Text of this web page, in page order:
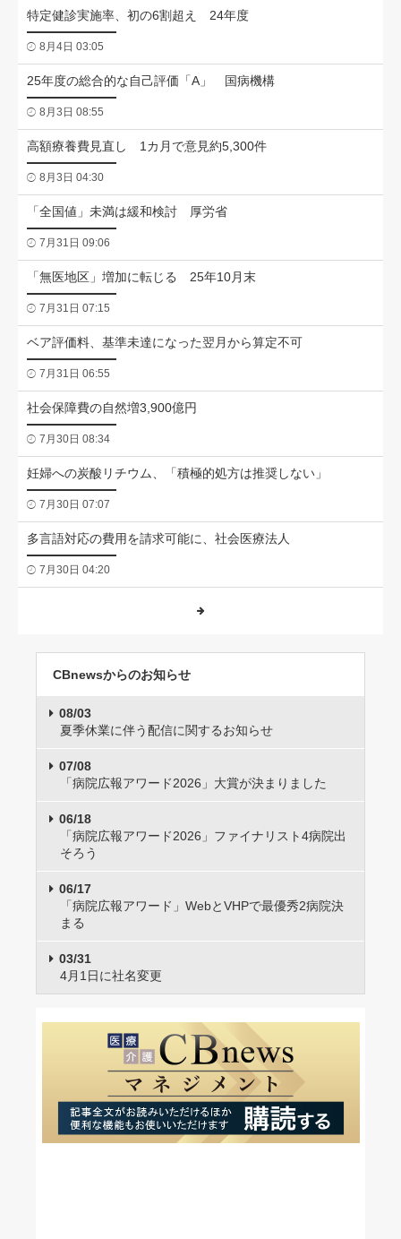
特定健診実施率、初の6割超え 24年度
8月4日 03:05
25年度の総合的な自己評価「A」 国病機構
8月3日 08:55
高額療養費見直し 1カ月で意見約5,300件
8月3日 04:30
「全国値」未満は緩和検討 厚労省
7月31日 09:06
「無医地区」増加に転じる 25年10月末
7月31日 07:15
ベア評価料、基準未達になった翌月から算定不可
7月31日 06:55
社会保障費の自然増3,900億円
7月30日 08:34
妊婦への炭酸リチウム、「積極的処方は推奨しない」
7月30日 07:07
多言語対応の費用を請求可能に、社会医療法人
7月30日 04:20
CBnewsからのお知らせ
08/03
夏季休業に伴う配信に関するお知らせ
07/08
「病院広報アワード2026」大賞が決まりました
06/18
「病院広報アワード2026」ファイナリスト4病院出
そろう
06/17
「病院広報アワード」WebとVHPで最優秀2病院決
まる
03/31
4月1日に社名変更